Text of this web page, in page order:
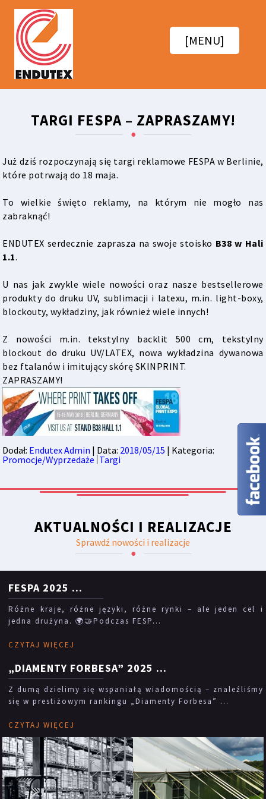
[MENU]
TARGI FESPA – ZAPRASZAMY!
Już dziś rozpoczynają się targi reklamowe FESPA w Berlinie,
które potrwają do 18 maja.
To wielkie święto reklamy, na którym nie mogło nas
zabraknąć!
ENDUTEX serdecznie zaprasza na swoje stoisko B38 w Hali
1.1.
U nas jak zwykle wiele nowości oraz nasze bestsellerowe
produkty do druku UV, sublimacji i latexu, m.in. light-boxy,
blockouty, wykładziny, jak również wiele innych!
Z nowości m.in. tekstylny backlit 500 cm, tekstylny
blockout do druku UV/LATEX, nowa wykładzina dywanowa
bez ftalanów i imitujący skórę SKINPRINT.
ZAPRASZAMY!
Dodał: Endutex Admin | Data: 2018/05/15 | Kategoria:
Promocje/Wyprzedaże Targi
AKTUALNOŚCI I REALIZACJE
Sprawdź nowości i realizacje
FESPA 2025 ...
Różne kraje, różne języki, różne rynki – ale jeden cel i
jedna drużyna. 🌍🤝Podczas FESP...
CZYTAJ WIĘCEJ
„DIAMENTY FORBESA” 2025 ...
Z dumą dzielimy się wspaniałą wiadomością – znaleźliśmy
się w prestiżowym rankingu „Diamenty Forbesa” ...
CZYTAJ WIĘCEJ